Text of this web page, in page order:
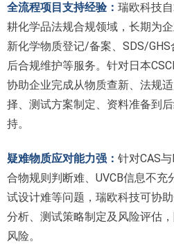
全流程项目支持经验： 瑞欧科技
耕化学品法规合规领域，长期为
新化学物质登记/备案、SDS/
后合规维护等服务。针对日本
协助企业完成从物质查新、法规
择、测试方案制定、资料准备到
持。
疑难物质应对能力强： 针对CAS
合物规则判断难、UVCB信息不充
试设计难等问题，瑞欧科技可协
分析、测试策略制定及风险评估
风险。